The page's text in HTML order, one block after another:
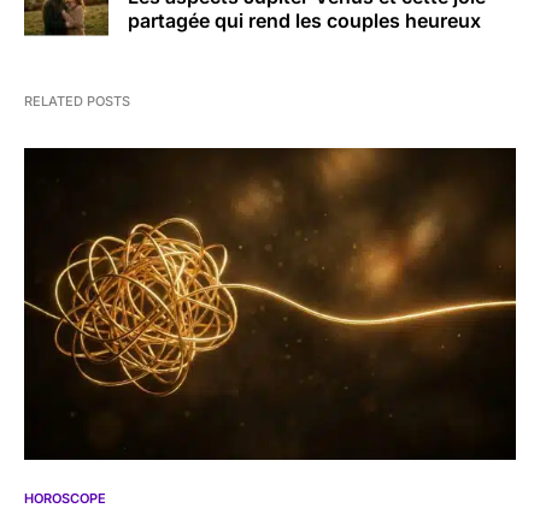
partagée qui rend les couples heureux
RELATED POSTS
HOROSCOPE